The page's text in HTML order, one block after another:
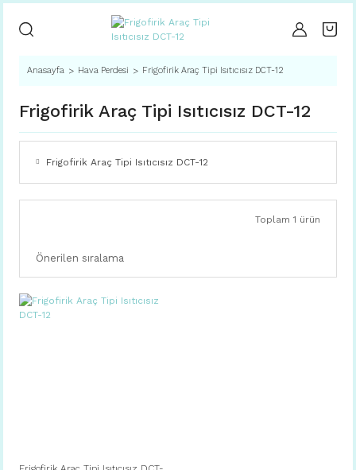
Anasayfa Hava Perdesi Frigofirik Araç Tipi Isıtıcısız DCT-12
Frigofirik Araç Tipi Isıtıcısız DCT-12
Frigofirik Araç Tipi Isıtıcısız DCT-12
Toplam 1 ürün